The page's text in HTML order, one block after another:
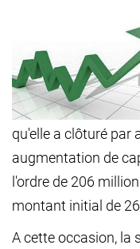
qu'elle a clôturé par
augmentation de
l'ordre de 206
montant initial de
A cette occasion, la